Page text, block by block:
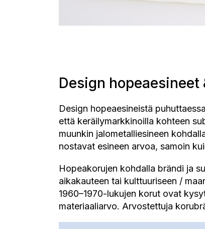
Design hopeaesineet
Design hopeaesineistä
että keräilymarkkinoilla kohteen
muunkin jalometalliesineen
nostavat esineen arvoa, samoin
Hopeakorujen kohdalla brändi ja
aikakauteen tai kulttuuriseen /
1960–1970-lukujen korut ovat
materiaaliarvo. Arvostettuja